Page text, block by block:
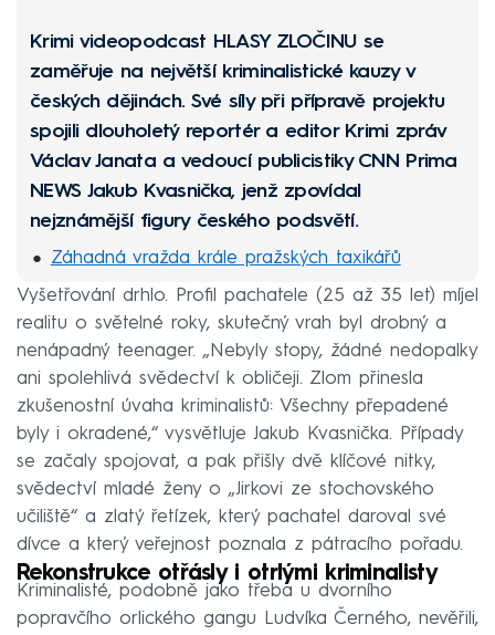
Krimi videopodcast HLASY ZLOČINUse
zaměřuje na největší kriminalistické kauzy v
českých dějinách. Své síly při přípravě projektu
spojili dlouholetý reportér a editor Krimi zpráv
Václav Janata a vedoucí publicistiky CNN Prima
NEWS Jakub Kvasnička, jenž zpovídal
nejznámější figury českého podsvětí.
Záhadná vražda krále pražských taxikářů
Pětiletý Honzík věřil mámě ze všech nejvíc,
zavraždila ho
Václav otrávil exmanželce vodku, sváděl to na
metanol
Střelba v Protivíně: Dva policisté zemřeli, vraždil
manžel
Boxer Banongo šokoval Brno, upálil muže
zaživa v autě
Vyšetřování drhlo. Profil pachatele (25 až 35 let) míjel
realitu o světelné roky, skutečný vrah byl drobný a
nenápadný teenager. „Nebyly stopy, žádné nedopalky
ani spolehlivá svědectví k obličeji. Zlom přinesla
zkušenostní úvaha kriminalistů: Všechny přepadené
byly i okradené,“ vysvětluje Jakub Kvasnička. Případy
se začaly spojovat, a pak přišly dvě klíčové nitky,
svědectví mladé ženy o „Jirkovi ze stochovského
učiliště“ a zlatý řetízek, který pachatel daroval své
dívce a který veřejnost poznala z pátracího pořadu.
Rekonstrukce otřásly i otrlými kriminalisty
Kriminalisté, podobně jako třeba u dvorního
popravčího orlického gangu Ludvíka Černého, nevěřili,